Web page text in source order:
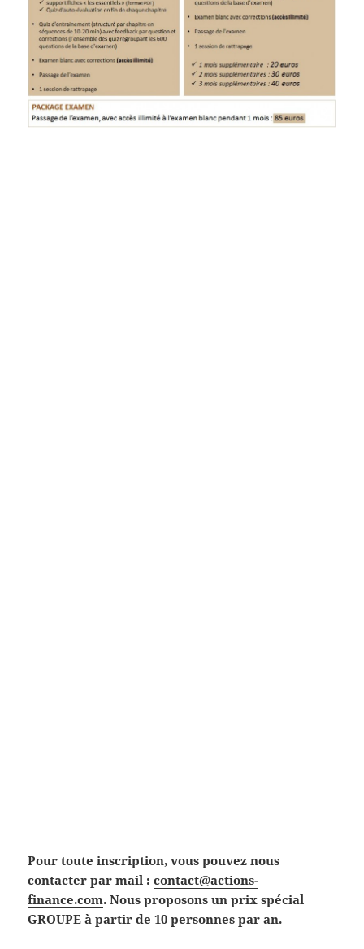
Pour toute inscription, vous pouvez nous
contacter par mail :contact@actions-
finance.com. Nous proposons un prix spécial
GROUPE à partir de 10 personnes par an.